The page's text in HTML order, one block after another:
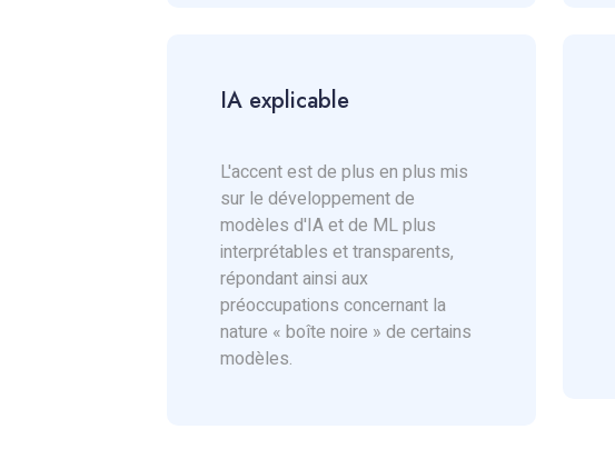
IA explicable
L'accent est de plus en plus mis
sur le développement de
modèles d'IA et de ML plus
interprétables et transparents,
répondant ainsi aux
préoccupations concernant la
nature « boîte noire » de certains
modèles.